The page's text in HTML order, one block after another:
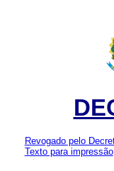
Revogado pelo
Texto para impressão